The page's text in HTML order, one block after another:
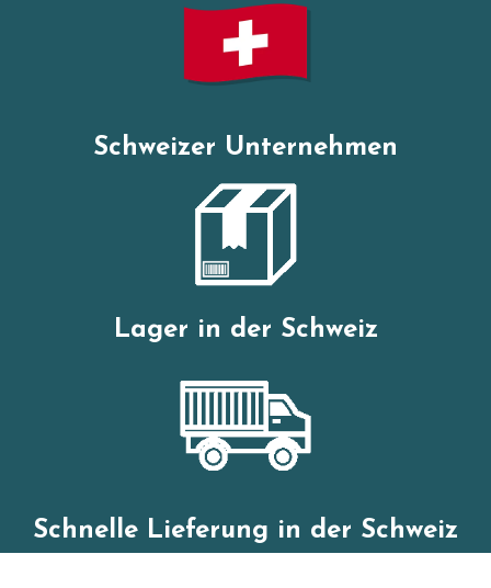
Schweizer Unternehmen
Lager in der Schweiz
Schnelle Lieferung in der Schweiz